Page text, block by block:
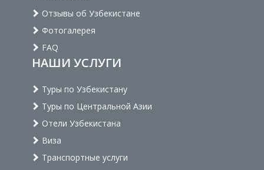
Отзывы об Узбекистане
Фотогалерея
FAQ
НАШИ УСЛУГИ
Туры по Узбекистану
Туры по Центральной Азии
Отели Узбекистана
Виза
Транспортные услуги